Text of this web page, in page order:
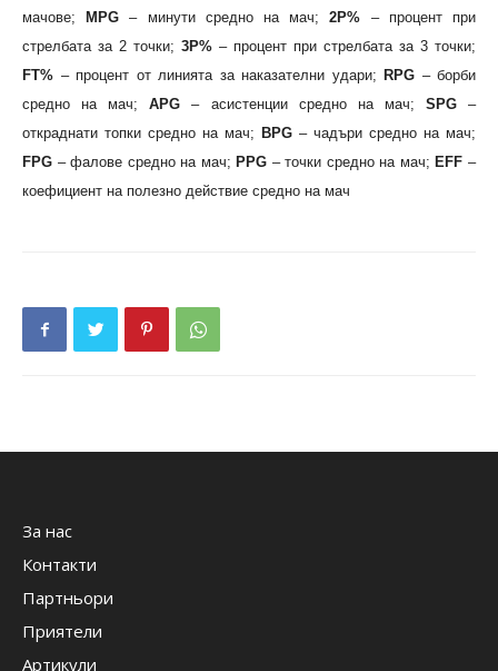
мачове;
MPG – минути средно на мач;2P% – процент при
стрелбата за 2 точки; 3P% – процент при стрелбата за 3 точки;
FT% – процент от линията за наказателни удари; RPG – борби
средно на мач;APG – асистенции средно на мач; SPG–
откраднати топки средно на мач; BPG – чадъри средно на мач;
FPG – фалове средно на мач; PPG – точки средно на мач; EFF –
коефициент на полезно действие средно на мач
За нас
Контакти
Партньори
Приятели
Артикули